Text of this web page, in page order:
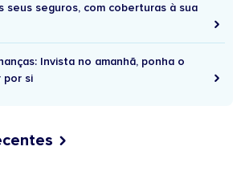
seus seguros, com coberturas à sua
Invista no amanhã, ponha o
por si